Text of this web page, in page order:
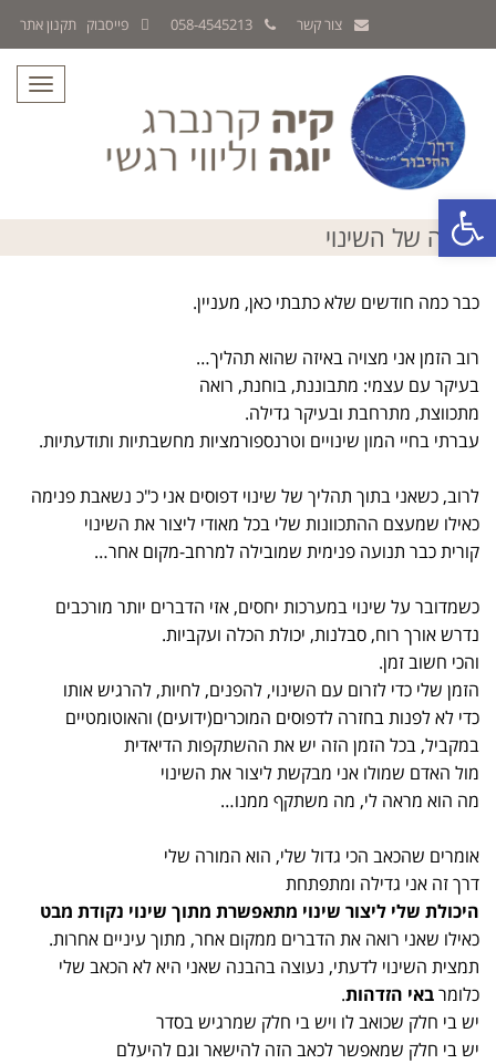
פתח סרגל נגישות
צור קשר 058-4545213 פייסבוק תקנון אתר
היוגה של השינוי
כבר כמה חודשים שלא כתבתי כאן, מעניין.
רוב הזמן אני מצויה באיזה שהוא תהליך…
בעיקר עם עצמי: מתבוננת, בוחנת, רואה
מתכווצת, מתרחבת ובעיקר גדילה.
עברתי בחיי המון שינויים וטרנספורמציות מחשבתיות ותודעתיות.
לרוב, כשאני בתוך תהליך של שינוי דפוסים אני כ"כ נשאבת פנימה
כאילו שמעצם ההתכוונות שלי בכל מאודי ליצור את השינוי
קורית כבר תנועה פנימית שמובילה למרחב-מקום אחר…
כשמדובר על שינוי במערכות יחסים, אזי הדברים יותר מורכבים
נדרש אורך רוח, סבלנות, יכולת הכלה ועקביות.
והכי חשוב זמן.
הזמן שלי כדי לזרום עם השינוי, להפנים, לחיות, להרגיש אותו
כדי לא לפנות בחזרה לדפוסים המוכרים(ידועים) והאוטומטיים
במקביל, בכל הזמן הזה יש את ההשתקפות הדיאדית
מול האדם שמולו אני מבקשת ליצור את השינוי
מה הוא מראה לי, מה משתקף ממנו…
אומרים שהכאב הכי גדול שלי, הוא המורה שלי
דרך זה אני גדילה ומתפתחת
היכולת שלי ליצור שינוי מתאפשרת מתוך שינוי נקודת מבט
כאילו שאני רואה את הדברים ממקום אחר, מתוך עיניים אחרות.
תמצית השינוי לדעתי, נעוצה בהבנה שאני היא לא הכאב שלי
כלומרבאי הזדהות.
יש בי חלק שכואב לו ויש בי חלק שמרגיש בסדר
יש בי חלק שמאפשר לכאב הזה להישאר וגם להיעלם